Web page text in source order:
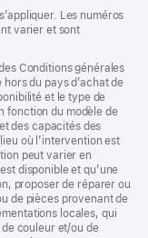
Les numéros
varier et sont
Conditions générales
du pays d’achat de
et le type de
fonction du modèle de
des capacités des
où l’intervention est
peut varier en
disponible et qu’une
proposer de réparer ou
de pièces provenant de
locales, qui
couleur et/ou de